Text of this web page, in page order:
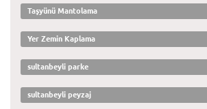
Taşyünü Mantolama
Yer Zemin Kaplama
sultanbeyli parke
sultanbeyli peyzaj